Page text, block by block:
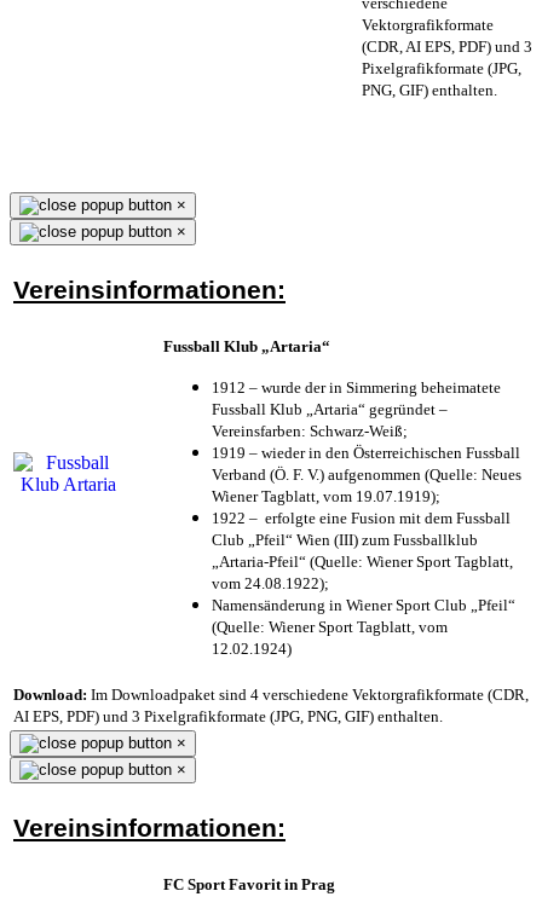
Vektorgrafikformate
(CDR, AI EPS, PDF) und 3
Pixelgrafikformate (JPG,
PNG, GIF) enthalten.
×
×
Vereinsinformationen:
Fussball Klub „Artaria“
1912 – wurde der in Simmering beheimatete
Fussball Klub „Artaria“ gegründet –
Vereinsfarben: Schwarz-Weiß;
1919 – wieder in den Österreichischen Fussball
Verband (Ö. F. V.) aufgenommen (Quelle: Neues
Wiener Tagblatt, vom 19.07.1919);
1922 – erfolgte eine Fusion mit dem Fussball
Club „Pfeil“ Wien (III) zum Fussballklub
„Artaria-Pfeil“ (Quelle: Wiener Sport Tagblatt,
vom 24.08.1922);
Namensänderung in Wiener Sport Club „Pfeil“
(Quelle: Wiener Sport Tagblatt, vom
12.02.1924)
Download: Im Downloadpaket sind 4 verschiedene Vektorgrafikformate (CDR,
AI EPS, PDF) und 3 Pixelgrafikformate (JPG, PNG, GIF) enthalten.
×
×
Vereinsinformationen:
FC Sport Favorit in Prag